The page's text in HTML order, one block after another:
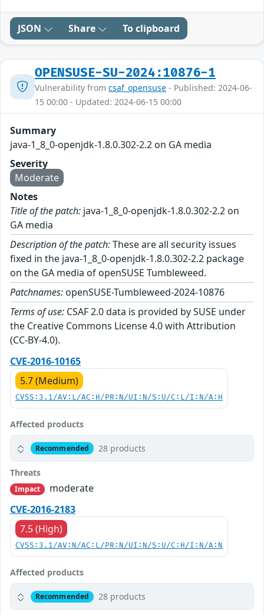
JSON Share To clipboard
OPENSUSE-SU-2024:10876-1
Vulnerability from csaf_opensuse - Published: 2024-06-
15 00:00 - Updated: 2024-06-15 00:00
Summary
java-1_8_0-openjdk-1.8.0.302-2.2 on GA media
Severity
Moderate
Notes
Title of the patch: java-1_8_0-openjdk-1.8.0.302-2.2 on
GA media
Description of the patch:These are all security issues
fixed in the java-1_8_0-openjdk-1.8.0.302-2.2 package
on the GA media of openSUSE Tumbleweed.
Patchnames: openSUSE-Tumbleweed-2024-10876
Terms of use: CSAF 2.0 data is provided by SUSE under
the Creative Commons License 4.0 with Attribution
(CC-BY-4.0).
CVE-2016-10165
5.7 (Medium)
CVSS:3.1/AV:L/AC:H/PR:N/UI:N/S:U/C:L/I:N/A:H
Affected products
Recommended 28 products
Threats
Impact
moderate
CVE-2016-2183
7.5 (High)
CVSS:3.1/AV:N/AC:L/PR:N/UI:N/S:U/C:H/I:N/A:N
Affected products
Recommended 28 products